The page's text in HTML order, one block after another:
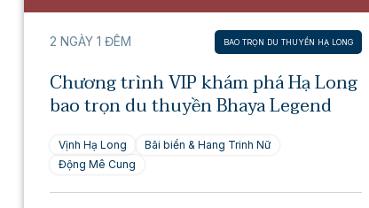
2 NGÀY 1 ĐÊM BAO TRỌN DU THUYỀN HẠ LONG
Chương trình VIP khám phá Hạ Long
bao trọn du thuyền Bhaya Legend
Vịnh Hạ Long
Bãi biển & Hang Trinh Nữ
Động Mê Cung